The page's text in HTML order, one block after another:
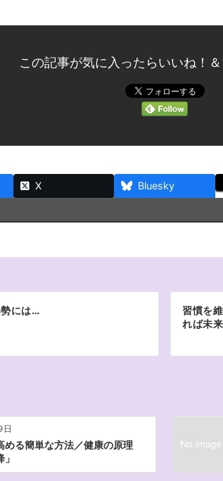
この記事が気に入ったらいいね！
X Bluesky
には…
習慣を
れば未
日
める簡単な方法／健康の原理